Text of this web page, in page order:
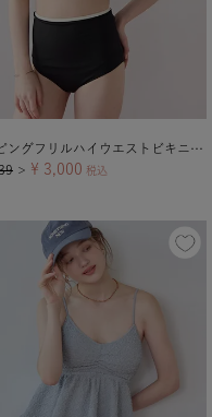
パイピングフリルハイウエストビキニ/水着【メール便可／100】
＞ ¥ 3,000 税込